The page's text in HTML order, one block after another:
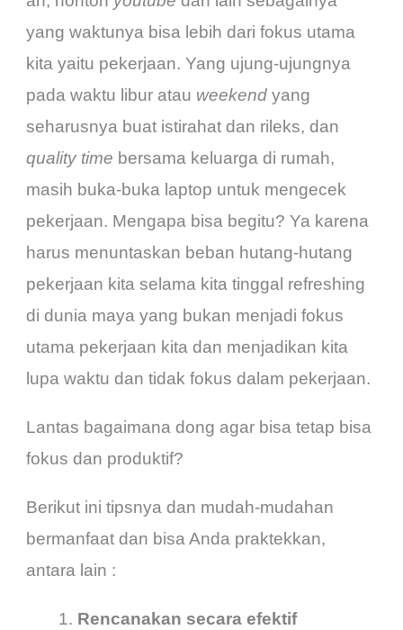
yang waktunya bisa lebih dari fokus utama
kita yaitu pekerjaan. Yang ujung-ujungnya
pada waktu libur atau weekend yang
seharusnya buat istirahat dan rileks, dan
quality time bersama keluarga di rumah,
masih buka-buka laptop untuk mengecek
pekerjaan. Mengapa bisa begitu? Ya karena
harus menuntaskan beban hutang-hutang
pekerjaan kita selama kita tinggal refreshing
di dunia maya yang bukan menjadi fokus
utama pekerjaan kita dan menjadikan kita
lupa waktu dan tidak fokus dalam pekerjaan.
Lantas bagaimana dong agar bisa tetap bisa
fokus dan produktif?
Berikut ini tipsnya dan mudah-mudahan
bermanfaat dan bisa Anda praktekkan,
antara lain :
Rencanakan secara efektif